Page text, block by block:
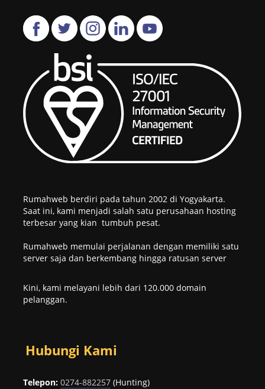
Rumahweb berdiri pada tahun 2002 di Yogyakarta.
Saat ini, kami menjadi salah satu perusahaan hosting
terbesar yang kian tumbuh pesat.
Rumahweb memulai perjalanan dengan memiliki satu
server saja dan berkembang hingga ratusan server
Kini, kami melayani lebih dari 120.000 domain
pelanggan.
Hubungi Kami
Telepon: 0274-882257 (Hunting)